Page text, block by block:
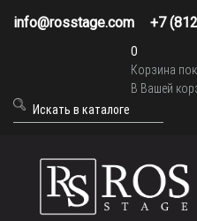
info@rosstage.com +7
0
Корзина
В Вашей